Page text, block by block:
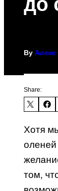
By
Share:
Хотя
том,